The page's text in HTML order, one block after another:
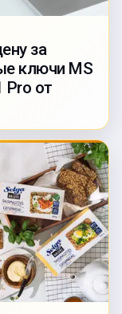
за
ключи MS
Pro от